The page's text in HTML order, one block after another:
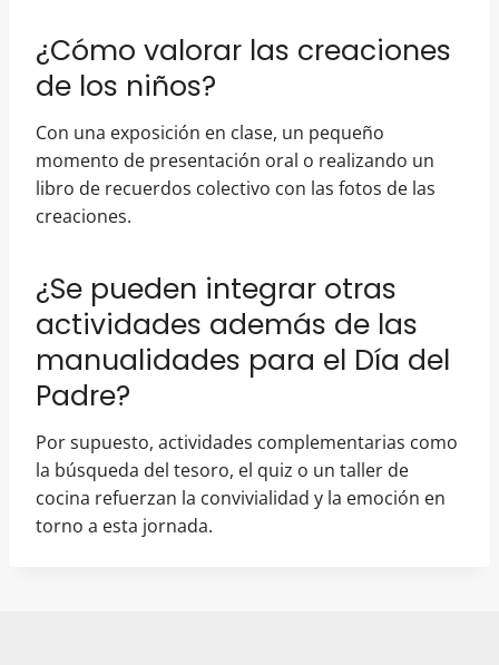
¿Cómo valorar las creaciones
de los niños?
Con una exposición en clase, un pequeño
momento de presentación oral o realizando un
libro de recuerdos colectivo con las fotos de las
creaciones.
¿Se pueden integrar otras
actividades además de las
manualidades para el Día del
Padre?
Por supuesto, actividades complementarias como
la búsqueda del tesoro, el quiz o un taller de
cocina refuerzan la convivialidad y la emoción en
torno a esta jornada.